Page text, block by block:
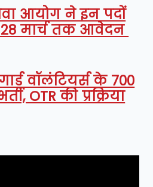
आयोग ने इन पदों
28 मार्च तक आवेदन
वॉलंटियर्स के 700
OTR की प्रक्रिया